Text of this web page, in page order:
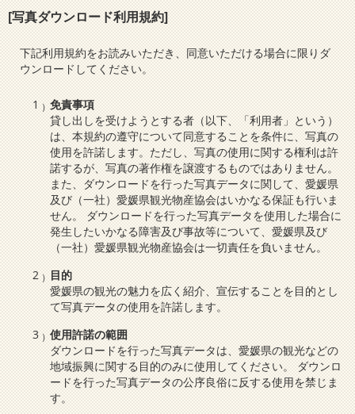
[写真ダウンロード利用規約]
下記利用規約をお読みいただき、同意いただける場合に限りダ
ウンロードしてください。
免責事項
貸し出しを受けようとする者（以下、「利用者」という）
は、本規約の遵守について同意することを条件に、写真の
使用を許諾します。ただし、写真の使用に関する権利は許
諾するが、写真の著作権を譲渡するものではありません。
また、ダウンロードを行った写真データに関して、愛媛県
及び（一社）愛媛県観光物産協会はいかなる保証も行いま
せん。 ダウンロードを行った写真データを使用した場合に
発生したいかなる障害及び事故等について、愛媛県及び
（一社）愛媛県観光物産協会は一切責任を負いません。
目的
愛媛県の観光の魅力を広く紹介、宣伝することを目的とし
て写真データの使用を許諾します。
使用許諾の範囲
ダウンロードを行った写真データは、愛媛県の観光などの
地域振興に関する目的のみに使用してください。 ダウンロ
ードを行った写真データの公序良俗に反する使用を禁じま
す。